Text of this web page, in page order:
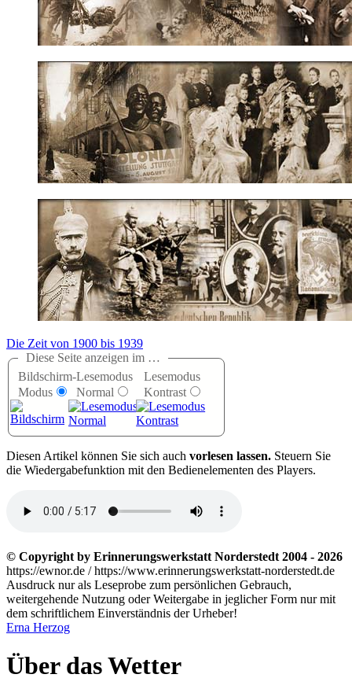
Die Zeit von 1900 bis 1939
Diese Seite anzeigen im …
Bildschirm-
Modus
Lesemodus
Normal
Lesemodus
Kontrast
Diesen Artikel können Sie sich auch vorlesen lassen. Steuern Sie
die Wiedergabefunktion mit den Bedienelementen des Players.
© Copyright by Erinnerungswerkstatt Norderstedt 2004 - 2026
https://ewnor.de / https://www.erinnerungswerkstatt-norderstedt.de
Ausdruck nur als Leseprobe zum persönlichen Gebrauch,
weitergehende Nutzung oder Weitergabe in jeglicher Form nur mit
dem schriftlichem Einverständnis der Urheber!
Erna Herzog
Über das Wetter